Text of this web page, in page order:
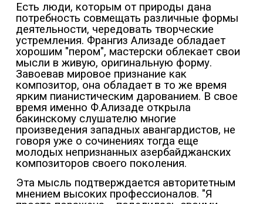
Есть люди, которым от природы дана
потребность совмещать различные формы
деятельности, чередовать творческие
устремления. Франгиз Ализаде обладает
хорошим "пером", мастерски облекает свои
мысли в живую, оригинальную форму.
Завоевав мировое признание как
композитор, она обладает в то же время
ярким пианистическим дарованием. В свое
время именно Ф.Ализаде открыла
бакинскому слушателю многие
произведения западных авангардистов, не
говоря уже о сочинениях тогда еще
молодых непризнанных азербайджанских
композиторов своего поколения.
Эта мысль подтверждается авторитетным
мнением высоких профессионалов. "Я